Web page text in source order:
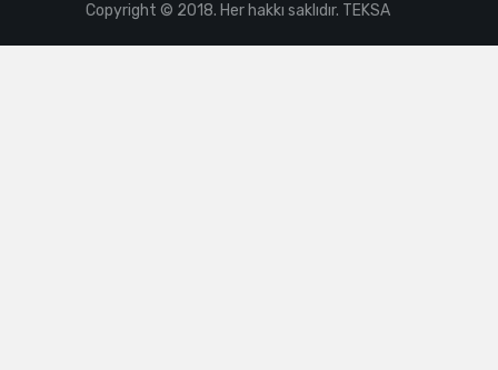
Copyright © 2018. Her hakkı saklıdır. TEKSA